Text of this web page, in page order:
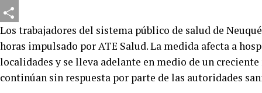
Telegram
Compartir
Los trabajadores del sistema público de salud de
horas impulsado por ATE Salud. La medida afecta a
localidades y se lleva adelante en medio de un
continúan sin respuesta por parte de las autoridades